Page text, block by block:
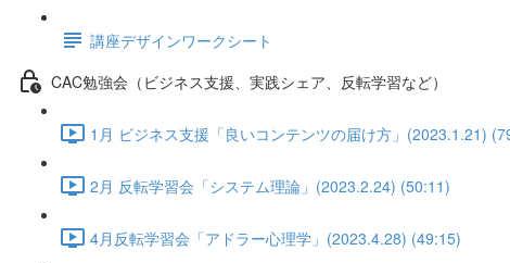
講座デザインワークシート
CAC勉強会（ビジネス支援、実践シェア、反転学習など）
1月 ビジネス支援「良いコンテンツの届け方」(2023.1.21)
2月 反転学習会「システム理論」(2023.2.24) (50:11)
4月反転学習会「アドラー心理学」(2023.4.28) (49:15)